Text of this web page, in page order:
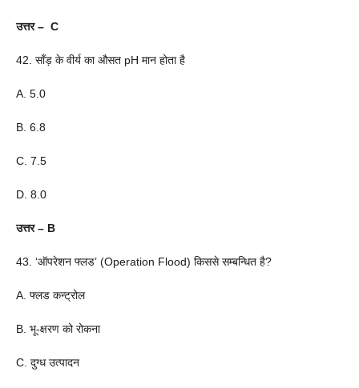
उत्तर – C
42. साँड़ के वीर्य का औसत pH मान होता है
A. 5.0
B. 6.8
C. 7.5
D. 8.0
उत्तर – B
43. ‘ऑपरेशन फ्लड’ (Operation Flood) किससे सम्बन्धित है?
A. फ्लड कन्ट्रोल
B. भू-क्षरण को रोकना
C. दुग्ध उत्पादन